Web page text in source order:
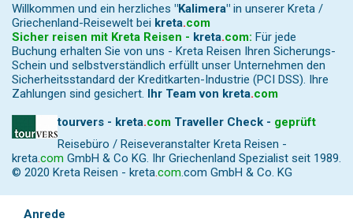
Willkommen und ein herzliches "Kalimera" in unserer Kreta /
Griechenland-Reisewelt bei kreta.com
Sicher reisen mit Kreta Reisen - kreta.com: Für jede
Buchung erhalten Sie von uns - Kreta Reisen Ihren Sicherungs-
Schein und selbstverständlich erfüllt unser Unternehmen den
Sicherheitsstandard der Kreditkarten-Industrie (PCI DSS). Ihre
Zahlungen sind gesichert. Ihr Team von kreta.com
tourvers - kreta.com Traveller Check - geprüft
Reisebüro / Reiseveranstalter Kreta Reisen -
kreta.com GmbH & Co KG. Ihr Griechenland Spezialist seit 1989.
© 2020 Kreta Reisen - kreta.com.com GmbH & Co. KG
Anrede